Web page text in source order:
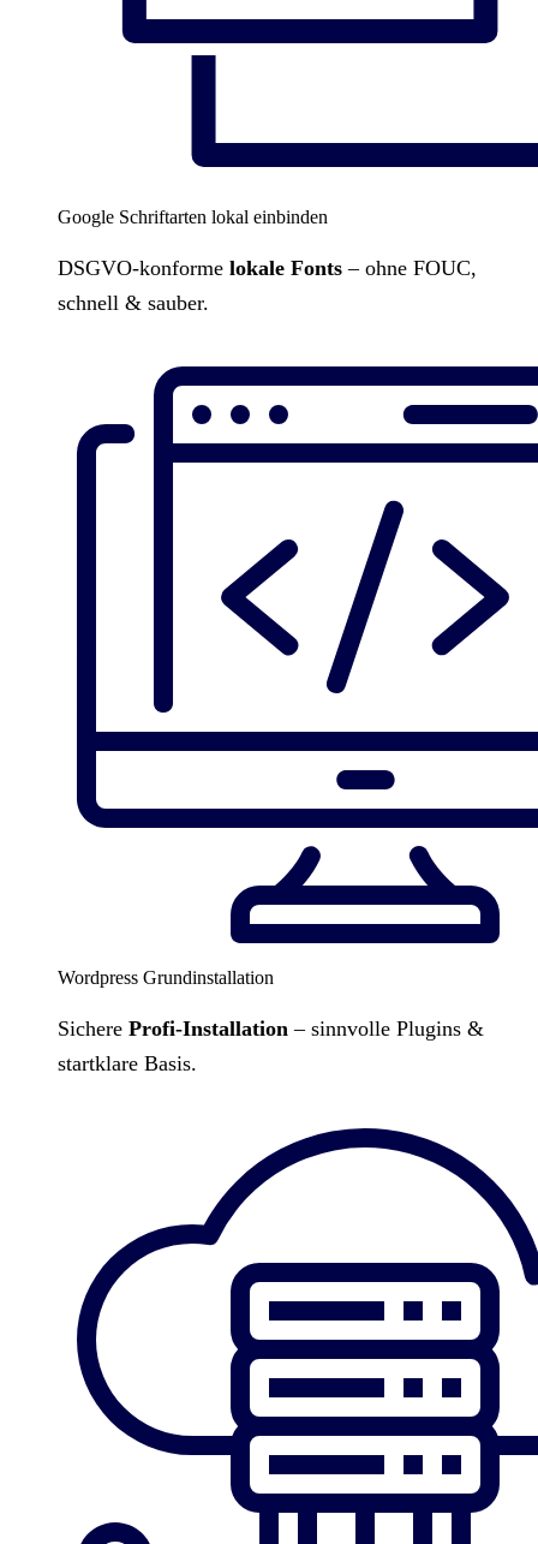
Google Schriftarten lokal einbinden
DSGVO-konforme lokale Fonts – ohne FOUC,
schnell & sauber.
Wordpress Grundinstallation
Sichere Profi-Installation – sinnvolle Plugins &
startklare Basis.